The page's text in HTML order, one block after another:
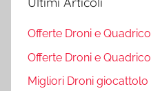
Offerte Droni e
Offerte Droni e
Migliori Droni